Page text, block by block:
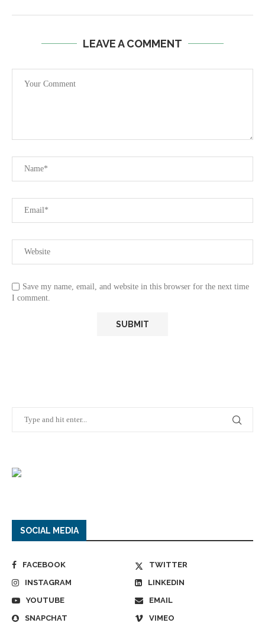
LEAVE A COMMENT
Save my name, email, and website in this browser for the next time
I comment.
SOCIAL MEDIA
FACEBOOK
TWITTER
INSTAGRAM
LINKEDIN
YOUTUBE
EMAIL
SNAPCHAT
VIMEO